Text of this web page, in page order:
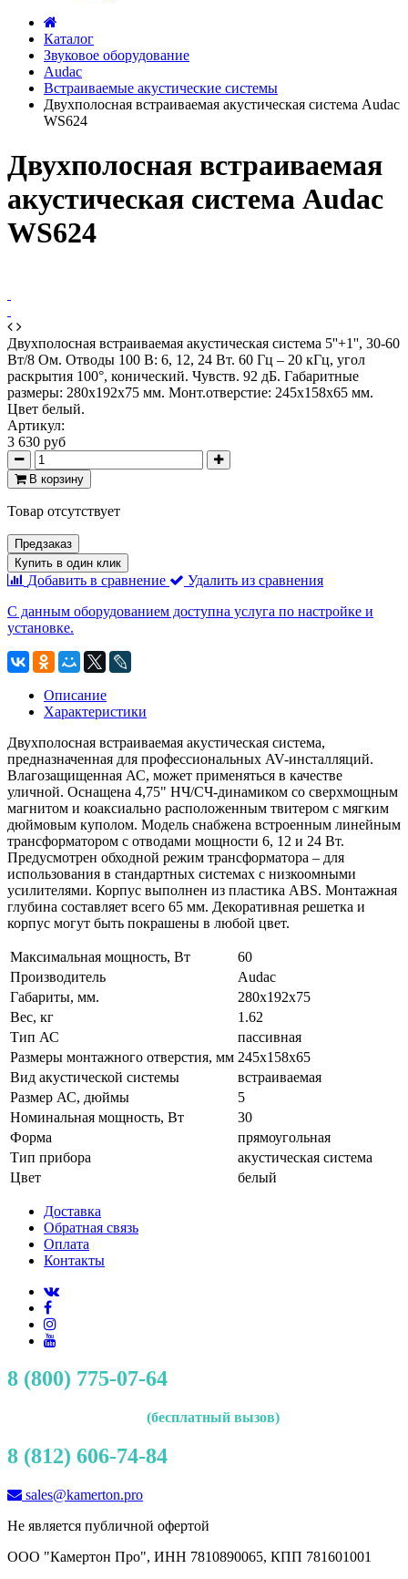
Каталог
Звуковое оборудование
Audac
Встраиваемые акустические системы
Двухполосная встраиваемая акустическая система Audac
WS624
Двухполосная встраиваемая
акустическая система Audac
WS624
Двухполосная встраиваемая акустическая система 5''+1'', 30-60
Вт/8 Ом. Отводы 100 В: 6, 12, 24 Вт. 60 Гц – 20 кГц, угол
раскрытия 100°, конический. Чувств. 92 дБ. Габаритные
размеры: 280x192x75 мм. Монт.отверстие: 245x158х65 мм.
Цвет белый.
Артикул:
3 630 руб
В корзину
Товар отсутствует
Предзаказ
Купить в один клик
Добавить в сравнение
Удалить из сравнения
С данным оборудованием доступна услуга по настройке и
установке.
Описание
Характеристики
Двухполосная встраиваемая акустическая система,
предназначенная для профессиональных AV-инсталляций.
Влагозащищенная АС, может применяться в качестве
уличной. Оснащена 4,75" НЧ/СЧ-динамиком со сверхмощным
магнитом и коаксиально расположенным твитером с мягким
дюймовым куполом. Модель снабжена встроенным линейным
трансформатором с отводами мощности 6, 12 и 24 Вт.
Предусмотрен обходной режим трансформатора – для
использования в стандартных системах с низкоомными
усилителями. Корпус выполнен из пластика ABS. Монтажная
глубина составляет всего 65 мм. Декоративная решетка и
корпус могут быть покрашены в любой цвет.
Максимальная мощность, Вт
60
Производитель
Audac
Габариты, мм.
280x192x75
Вес, кг
1.62
Тип АС
пассивная
Размеры монтажного отверстия, мм 245x158х65
Вид акустической системы
встраиваемая
Размер АС, дюймы
5
Номинальная мощность, Вт
30
Форма
прямоугольная
Тип прибора
акустическая система
Цвет
белый
Доставка
Обратная связь
Оплата
Контакты
8 (800) 775-07-64
(бесплатный вызов)
8 (812) 606-74-84
sales@kamerton.pro
Не является публичной офертой
ООО "Камертон Про", ИНН 7810890065, КПП 781601001